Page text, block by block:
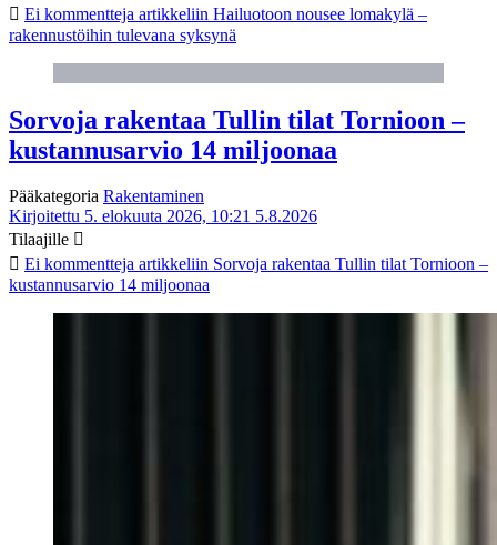
Ei kommentteja artikkeliin Hailuotoon nousee lomakylä –
rakennustöihin tulevana syksynä
Sorvoja rakentaa Tullin tilat Tornioon –
kustannusarvio 14 miljoonaa
Pääkategoria Rakentaminen
Kirjoitettu 5. elokuuta 2026, 10:21 5.8.2026
Tilaajille
Ei kommentteja artikkeliin Sorvoja rakentaa Tullin tilat Tornioon –
kustannusarvio 14 miljoonaa